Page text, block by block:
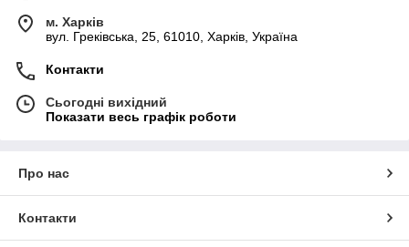
м. Харків
вул. Греківська, 25, 61010, Харків, Україна
Контакти
Сьогодні вихідний
Показати весь графік роботи
Про нас
Контакти